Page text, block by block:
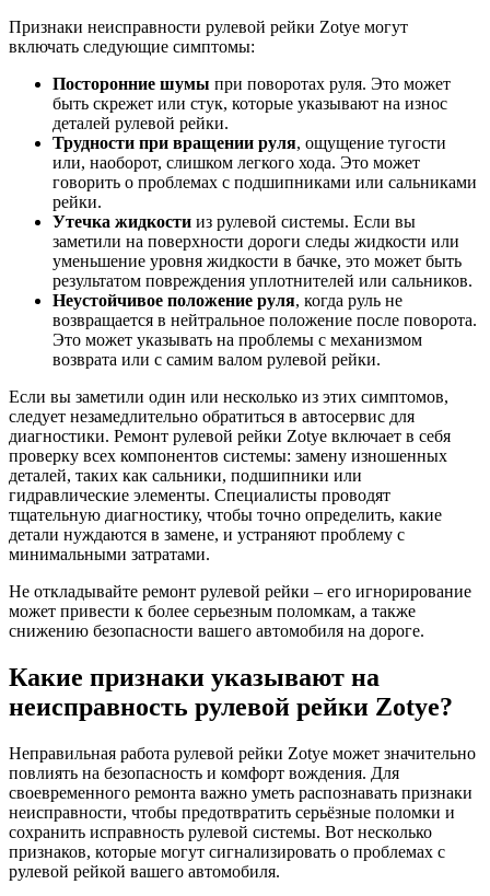
Признаки неисправности рулевой рейки Zotye могут
включать следующие симптомы:
Посторонние шумы при поворотах руля. Это может
быть скрежет или стук, которые указывают на износ
деталей рулевой рейки.
Трудности при вращении руля, ощущение тугости
или, наоборот, слишком легкого хода. Это может
говорить о проблемах с подшипниками или сальниками
рейки.
Утечка жидкости из рулевой системы. Если вы
заметили на поверхности дороги следы жидкости или
уменьшение уровня жидкости в бачке, это может быть
результатом повреждения уплотнителей или сальников.
Неустойчивое положение руля, когда руль не
возвращается в нейтральное положение после поворота.
Это может указывать на проблемы с механизмом
возврата или с самим валом рулевой рейки.
Если вы заметили один или несколько из этих симптомов,
следует незамедлительно обратиться в автосервис для
диагностики. Ремонт рулевой рейки Zotye включает в себя
проверку всех компонентов системы: замену изношенных
деталей, таких как сальники, подшипники или
гидравлические элементы. Специалисты проводят
тщательную диагностику, чтобы точно определить, какие
детали нуждаются в замене, и устраняют проблему с
минимальными затратами.
Не откладывайте ремонт рулевой рейки – его игнорирование
может привести к более серьезным поломкам, а также
снижению безопасности вашего автомобиля на дороге.
Какие признаки указывают на
неисправность рулевой рейки Zotye?
Неправильная работа рулевой рейки Zotye может значительно
повлиять на безопасность и комфорт вождения. Для
своевременного ремонта важно уметь распознавать признаки
неисправности, чтобы предотвратить серьёзные поломки и
сохранить исправность рулевой системы. Вот несколько
признаков, которые могут сигнализировать о проблемах с
рулевой рейкой вашего автомобиля.